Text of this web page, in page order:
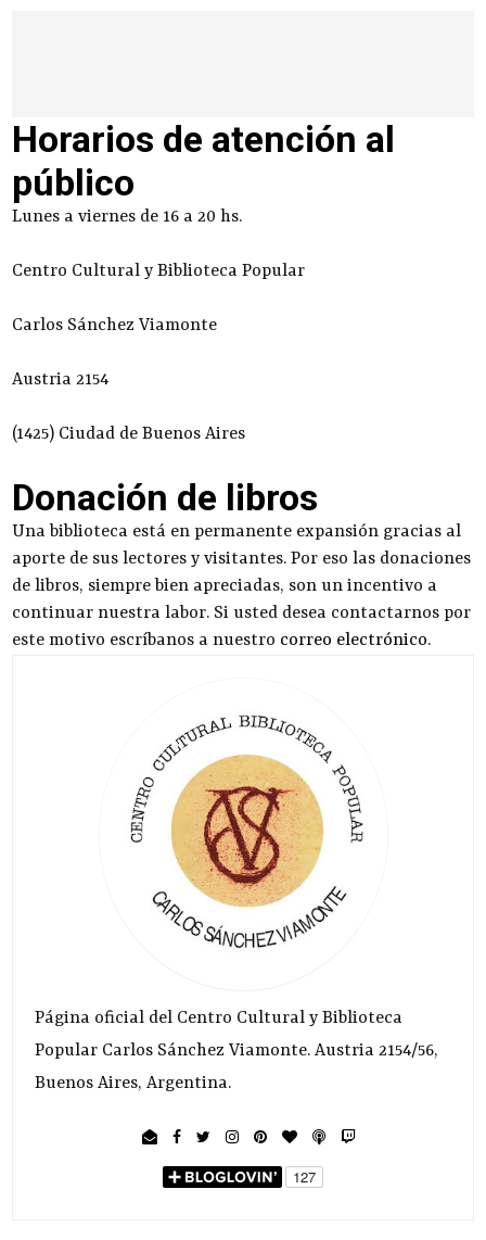
Horarios de atención al
público
Lunes a viernes de 16 a 20 hs.
Centro Cultural y Biblioteca Popular
Carlos Sánchez Viamonte
Austria 2154
(1425) Ciudad de Buenos Aires
Donación de libros
Una biblioteca está en permanente expansión gracias al
aporte de sus lectores y visitantes. Por eso las donaciones
de libros, siempre bien apreciadas, son un incentivo a
continuar nuestra labor. Si usted desea contactarnos por
este motivo escríbanos a nuestro correo electrónico.
Página oficial del Centro Cultural y Biblioteca
Popular Carlos Sánchez Viamonte. Austria 2154/56,
Buenos Aires, Argentina.